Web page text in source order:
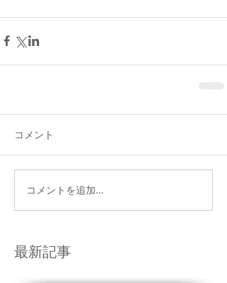
最新記事
コメント
コメントを追加…